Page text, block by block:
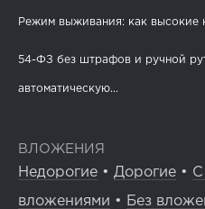
Режим выживания: как высокие
54-ФЗ без штрафов и ручной
автоматическую...
ВЛОЖЕНИЯ
Недорогие • Дорогие • С
вложениями • Без